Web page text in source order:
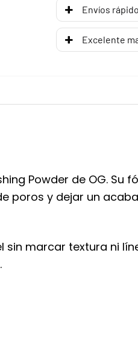
Envíos
Excelente
Powder de OG. Su
poros y dejar un
marcar textura ni